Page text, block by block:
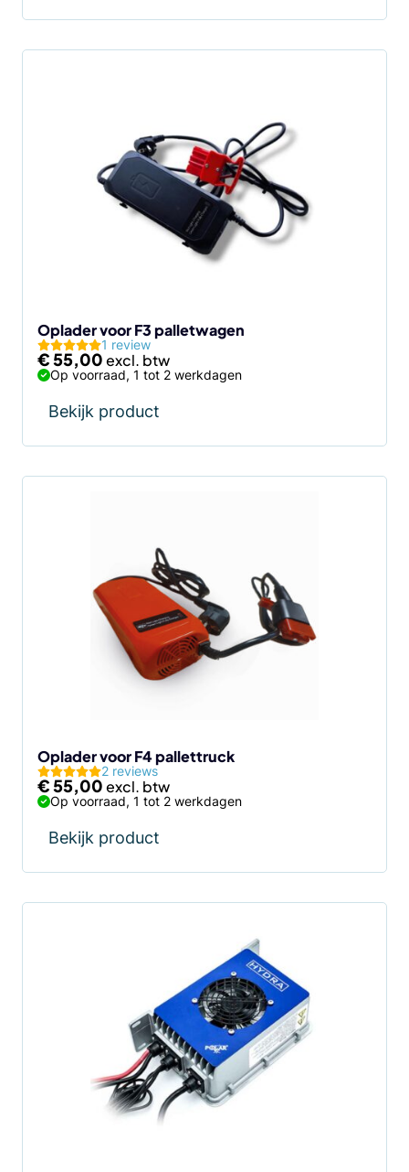
Oplader voor F3 palletwagen
1 review
€55,00
Op voorraad, 1 tot 2 werkdagen
Bekijk product
Oplader voor F4 pallettruck
2 reviews
€55,00
Op voorraad, 1 tot 2 werkdagen
Bekijk product